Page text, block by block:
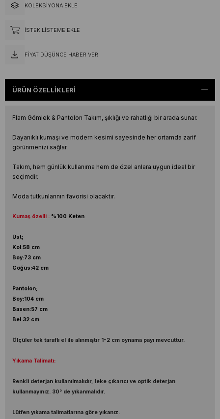
KOLEKSIYONA EKLE
İSTEK LISTEME EKLE
FIYAT DÜŞÜNCE HABER VER
ÜRÜN ÖZELLIKLERI
Flam Gömlek & Pantolon Takım, şıklığı ve rahatlığı bir arada sunar.
Dayanıklı kumaşı ve modern kesimi sayesinde her ortamda zarif
görünmenizi sağlar.
Takım, hem günlük kullanıma hem de özel anlara uygun ideal bir
seçimdir.
Moda tutkunlarının favorisi olacaktır.
Kumaş özelli : %100 Keten
Üst;
Kol:58 cm
Boy:73 cm
Göğüs:42 cm
Pantolon;
Boy:104 cm
Basen:57 cm
Bel:32 cm
Ölçüler tek taraflı el ile alınmıştır 1-2 cm oynama payı mevcuttur.
Yıkama Talimatı:
Renkli deterjan kullanılmalıdır, leke çıkarıcı ve optik deterjan
kullanmayınız. 30° de yıkanmalıdır.
Lütfen yıkama talimatlarına göre yıkanız.